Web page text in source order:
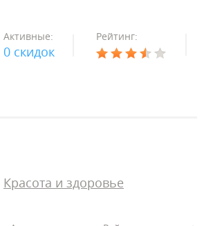
Активные:
0 скидок
Рейтинг:
Красота и здоровье